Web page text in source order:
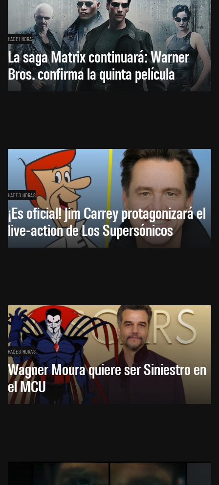
HACE 1 HORA
La saga Matrix continuará: Warner
Bros. confirma la quinta película
HACE 3 HORAS
¡Es oficial! Jim Carrey protagonizará el
live-action de Los Supersónicos
HACE 3 HORAS
Wagner Moura quiere ser Siniestro en
el MCU